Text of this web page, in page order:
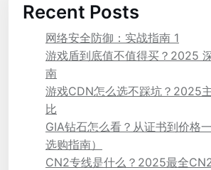
Recent Posts
网络安全防御：实战指南 1
游戏盾到底值不值得买？2025
南
游戏CDN怎么选不踩坑？2025
比
GIA钻石怎么看？从证书到价格
选购指南）
CN2专线是什么？2025最全